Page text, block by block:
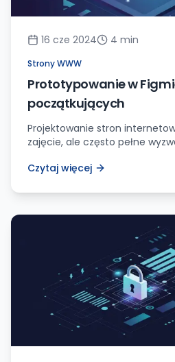
16 cze 2024 4 min
Strony WWW
Prototypowanie w
początkujących
Projektowanie stron
zajęcie, ale często pełne
prototypowanie – tworzenie
cenne informacje zwrotne od
prototypowania w Figmie,
standardem w branży UX.
Czytaj więcej